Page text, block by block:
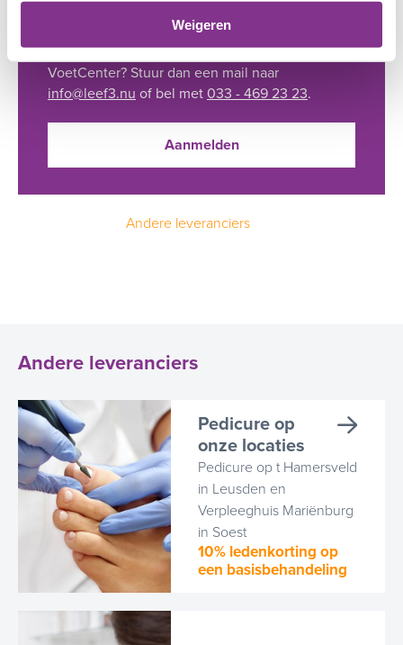
Weigeren
Heeft u interesse in Medisch Pedicure
VoetCenter? Stuur dan een mail naar
info@leef3.nu of bel met 033 - 469 23 23.
Aanmelden
Andere leveranciers
Andere leveranciers
Pedicure op
onze locaties
Pedicure op t Hamersveld
in Leusden en
Verpleeghuis Mariënburg
in Soest
10% ledenkorting op
een basisbehandeling